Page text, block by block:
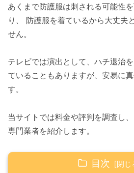
あくまで防護服は刺される可能性
り、 防護服を着ているから大丈夫
せん。
テレビでは演出として、ハチ退治
ていることもありますが、安易に
す。
当サイトでは料金や評判を調査し
専門業者を紹介します。
目次